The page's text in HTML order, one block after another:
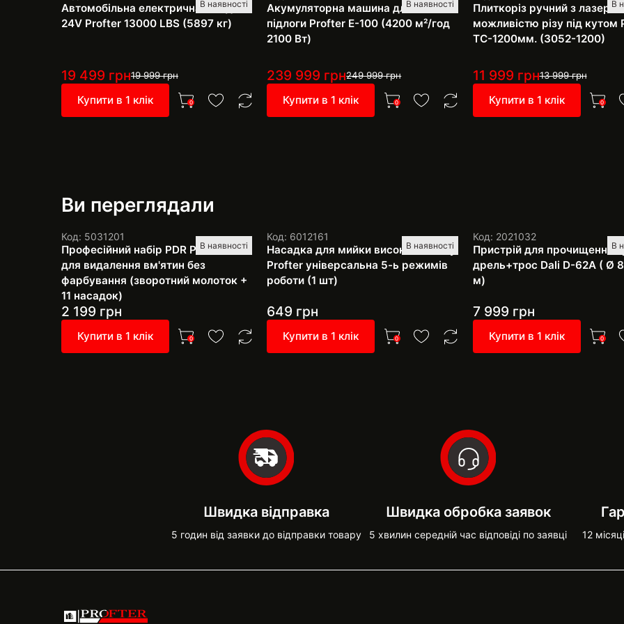
В наявності
Автомобільна електрична лебідка
24V Profter 13000 LBS (5897 кг)
19 499 грн19 999грн
Купити в 1 клік 0
В наявності
Акумуляторна машина для миття
підлоги Profter E-100 (4200 м²/год
2100 Вт)
239 999 грн249 999грн
Купити в 1 клік 0
В
Плиткоріз ручний з
можливістю різу під кутом
TC-1200мм. (3052-1200)
11 999 грн13 999грн
Купити в 1 клік 0
Ви переглядали
В наявності
Код: 5031201
Професійний набір PDR Pro SH-4
для видалення вм'ятин без
фарбування (зворотний молоток +
11 насадок)
2 199 грн
Купити в 1 клік 0
В наявності
Код: 6012161
Насадка для мийки високого тиску
Profter універсальна 5-ь режимів
роботи (1 шт)
649 грн
Купити в 1 клік 0
В
Код: 2021032
Пристрій для прочищення
дрель+трос Dali D-62A ( Ø
м)
7 999 грн
Купити в 1 клік 0
Швидка відправка
5 годин від заявки до відправки товару
Швидка обробка заявок
5 хвилин середній час відповіді по заявці 12